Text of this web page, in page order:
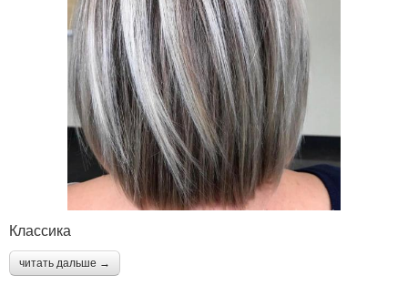
Классика
читать дальше →